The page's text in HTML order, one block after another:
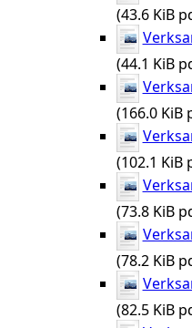
(43.6 KiB
(44.1 KiB
(166.0 KiB
(102.1 KiB
(73.8 KiB
(78.2 KiB
(82.5 KiB